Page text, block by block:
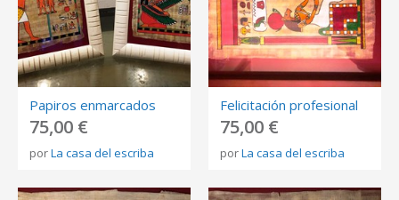
Papiros enmarcados
75,00 €
porLa casa del escriba
Felicitación profesional
75,00 €
porLa casa del escriba